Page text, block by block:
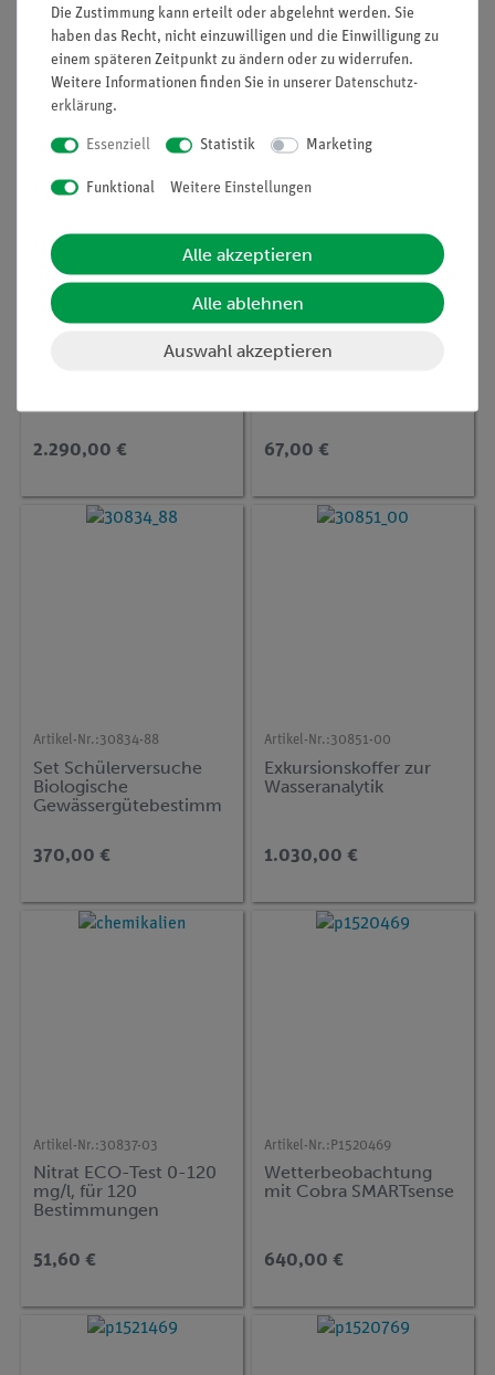
830,00 € 54,00 €
Wasseranalytikkoffer
2.290,00 €
Wasserlabor zur
Nachfüllset
67,00 €
Artikel-Nr.:30834-88
Set Schülerversuche
Biologische
Gewässergütebestimm
370,00 €
Artikel-Nr.:30851-00
Exkursionskoffer zur
Wasseranalytik
1.030,00 €
Artikel-Nr.:30837-03
Nitrat ECO-Test 0-120
mg/l, für 120
Bestimmungen
51,60 €
Artikel-Nr.: P1520469
Wetterbeobachtung
mit Cobra SMARTsense
640,00 €
Die Zustimmung kann erteilt oder abgelehnt werden. Sie
haben das Recht, nicht einzuwilligen und die Einwilligung zu
einem späteren Zeitpunkt zu ändern oder zu widerrufen.
Weitere Informationen finden Sie in unserer Daten­schutz­
erklärung.
Essenziell Statistik Marketing
Funktional Weitere Einstellungen
Alle akzeptieren
Alle ablehnen
Auswahl akzeptieren